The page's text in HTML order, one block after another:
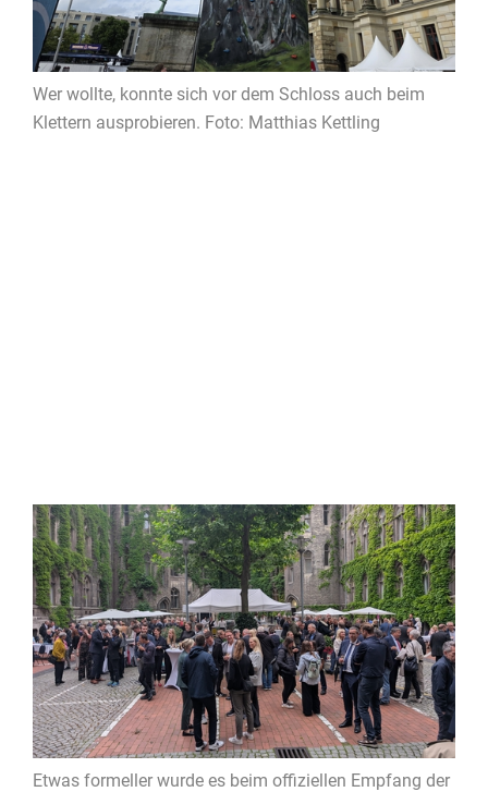
Wer wollte, konnte sich vor dem Schloss auch beim
Klettern ausprobieren. Foto: Matthias Kettling
Etwas formeller wurde es beim offiziellen Empfang der